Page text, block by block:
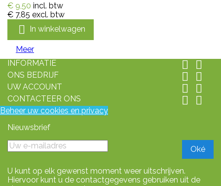
€ 9,50 incl. btw
€ 7,85 excl. btw
 In winkelwagen
Meer
INFORMATIE
 
ONS BEDRIJF  
UW ACCOUNT  
CONTACTEER ONS  
Beheer uw cookies en privacy
Nieuwsbrief
U kunt op elk gewenst moment weer uitschrijven.
Hiervoor kunt u de contactgegevens gebruiken uit de